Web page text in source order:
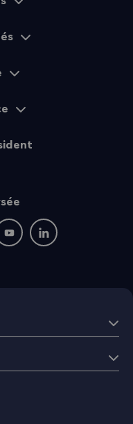
nous sur Twitter
: rejoignez-nous sur
fenêtre : rejoignez-nous
Nouvelle fenêtre :
Nouvelle fenêtre :